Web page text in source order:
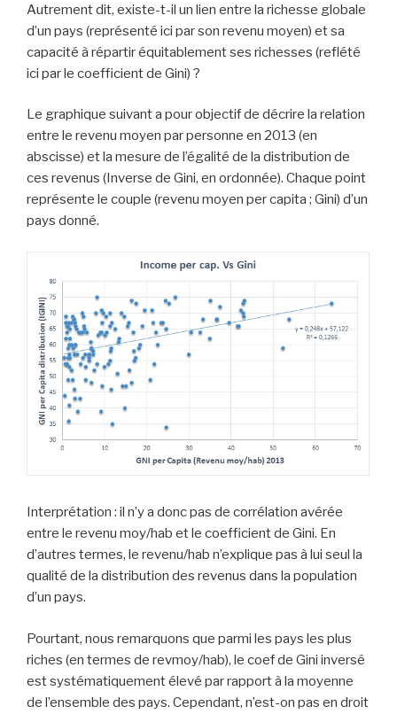
Autrement dit, existe-t-il un lien entre la richesse globale
d’un pays (représenté ici par son revenu moyen) et sa
capacité à répartir équitablement ses richesses (reflété
ici par le coefficient de Gini) ?
Le graphique suivant a pour objectif de décrire la relation
entre le revenu moyen par personne en 2013 (en
abscisse) et la mesure de l’égalité de la distribution de
ces revenus (Inverse de Gini, en ordonnée). Chaque point
représente le couple (revenu moyen per capita ; Gini) d’un
pays donné.
Interprétation : il n’y a donc pas de corrélation avérée
entre le revenu moy/hab et le coefficient de Gini. En
d’autres termes, le revenu/hab n’explique pas à lui seul la
qualité de la distribution des revenus dans la population
d’un pays.
Pourtant, nous remarquons que parmi les pays les plus
riches (en termes de revmoy/hab), le coef de Gini inversé
est systématiquement élevé par rapport à la moyenne
de l’ensemble des pays. Cependant, n’est-on pas en droit